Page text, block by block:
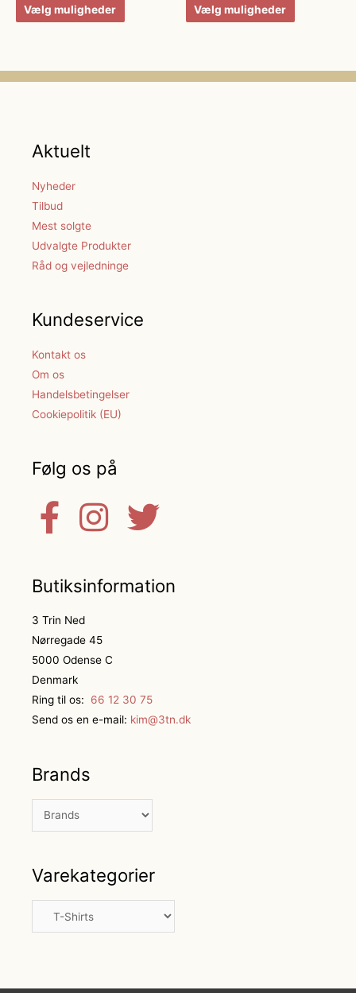
Vælg muligheder Vælg muligheder
Aktuelt
Nyheder
Tilbud
Mest solgte
Udvalgte Produkter
Råd og vejledninge
Kundeservice
Kontakt os
Om os
Handelsbetingelser
Cookiepolitik (EU)
Følg os på
Butiksinformation
3 Trin Ned
Nørregade 45
5000 Odense C
Denmark
Ring til os:
66 12 30 75
Send os en e-mail: kim@3tn.dk
Brands
Varekategorier